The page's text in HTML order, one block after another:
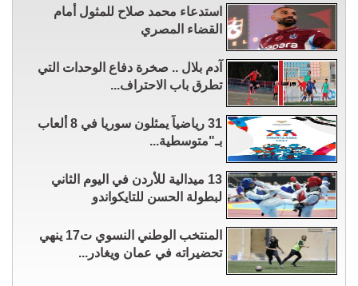
استدعاء محمد صلاح للمثول أمام
القضاء المصري
آدم بلال .. صخرة دفاع الوحدات التي
تطرق باب الاحتراف...
31 رياضياً يمثلون سوريا في 8 ألعاب
بـ"متوسطية...
13 ميدالية للأردن في اليوم الثاني
لبطولة الحسن للتايكواندو
المنتخب الوطني النسوي ت17 ينهي
تحضيراته في عمان ويغادر...